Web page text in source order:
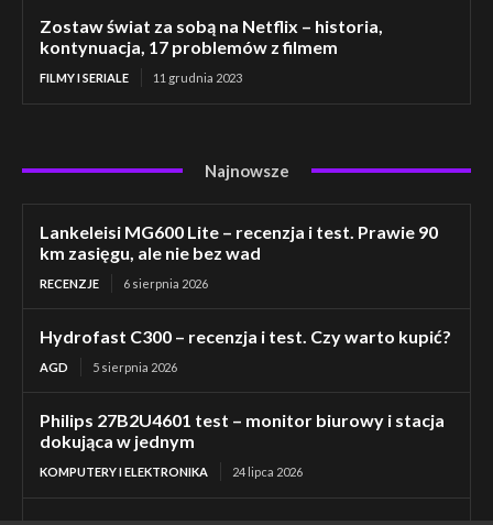
Zostaw świat za sobą na Netflix – historia,
kontynuacja, 17 problemów z filmem
FILMY I SERIALE 11 grudnia 2023
Najnowsze
Lankeleisi MG600 Lite – recenzja i test. Prawie 90
km zasięgu, ale nie bez wad
RECENZJE 6 sierpnia 2026
Hydrofast C300 – recenzja i test. Czy warto kupić?
AGD 5 sierpnia 2026
Philips 27B2U4601 test – monitor biurowy i stacja
dokująca w jednym
KOMPUTERY I ELEKTRONIKA 24 lipca 2026